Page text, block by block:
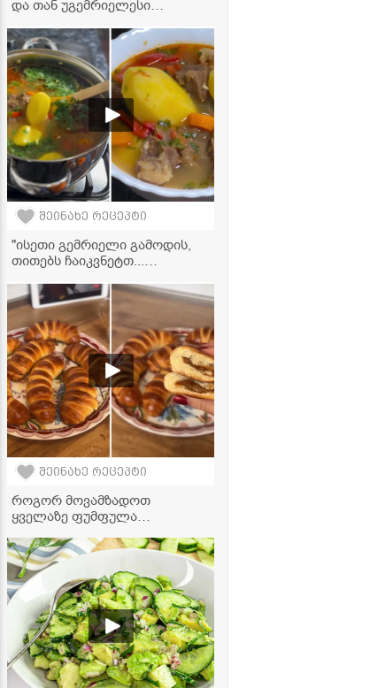
და თან უგემრიელესი
სალათა
შეინახე რეცეპტი
"ისეთი გემრიელი გამოდის,
თითებს ჩაიკვნეტთ...
რეცეპტი!" - საქონლის ხორცის
წვნიანი ბოსტნეულთან ერთად
შეინახე რეცეპტი
როგორ მოვამზადოთ
ყველაზე ფუმფულა
რძის შიგთავსით - უმარტივესი
რეცეპტი!